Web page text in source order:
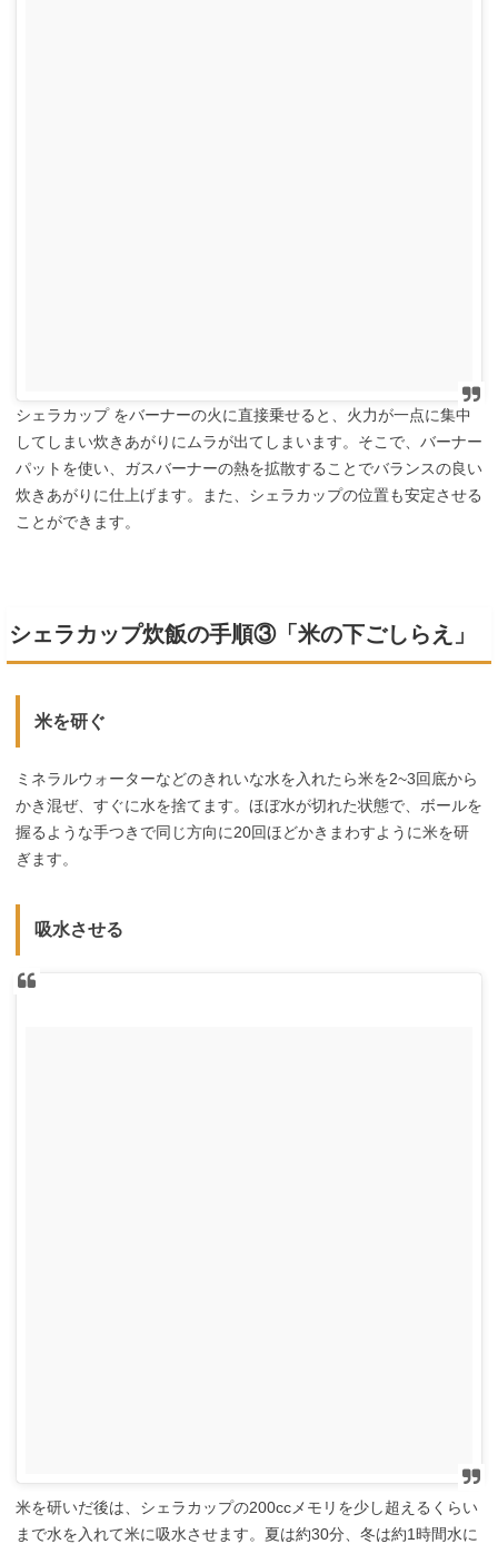
シェラカップ をバーナーの火に直接乗せると、火力が一点に集中
してしまい炊きあがりにムラが出てしまいます。そこで、バーナー
パットを使い、ガスバーナーの熱を拡散することでバランスの良い
炊きあがりに仕上げます。また、シェラカップの位置も安定させる
ことができます。
シェラカップ炊飯の手順③「米の下ごしらえ」
米を研ぐ
ミネラルウォーターなどのきれいな水を入れたら米を2~3回底から
かき混ぜ、すぐに水を捨てます。ほぼ水が切れた状態で、ボールを
握るような手つきで同じ方向に20回ほどかきまわすように米を研
ぎます。
吸水させる
米を研いだ後は、シェラカップの200ccメモリを少し超えるくらい
まで水を入れて米に吸水させます。夏は約30分、冬は約1時間水に